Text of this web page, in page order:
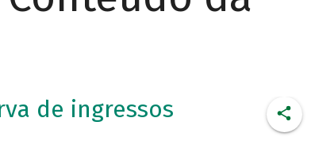
de ingressos